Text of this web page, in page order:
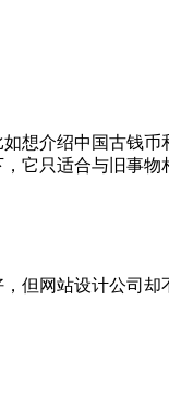
想介绍中国古钱
它只适合与旧事物
但网站设计公司